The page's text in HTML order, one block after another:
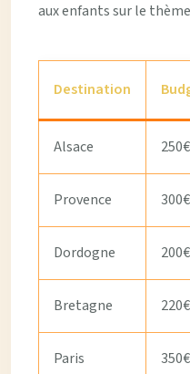
aux enfants sur le
Destination
Alsace
Provence
Dordogne
Bretagne
Paris